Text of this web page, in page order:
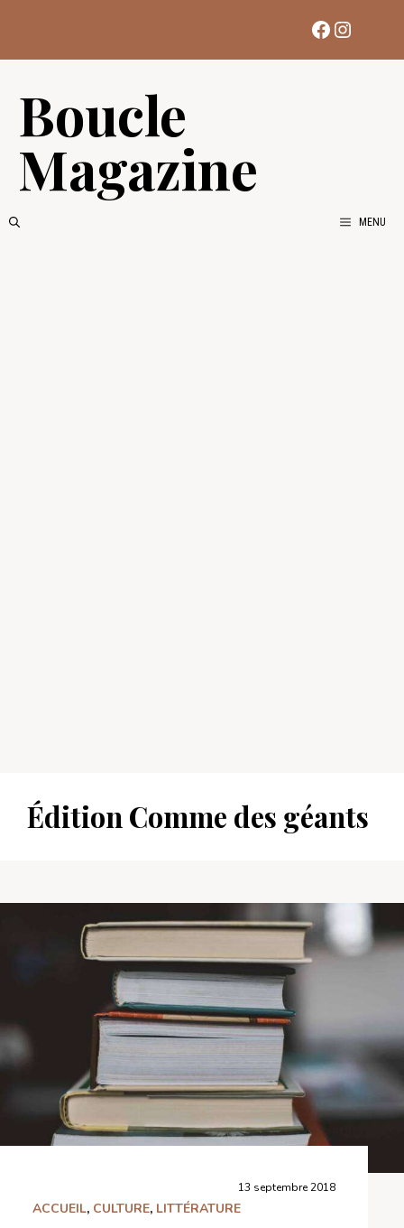
contenu
Facebook
Boucle
Magazine
MENU
Édition Comme des géants
13 septembre 2018
ACCUEIL, CULTURE, LITTÉRATURE